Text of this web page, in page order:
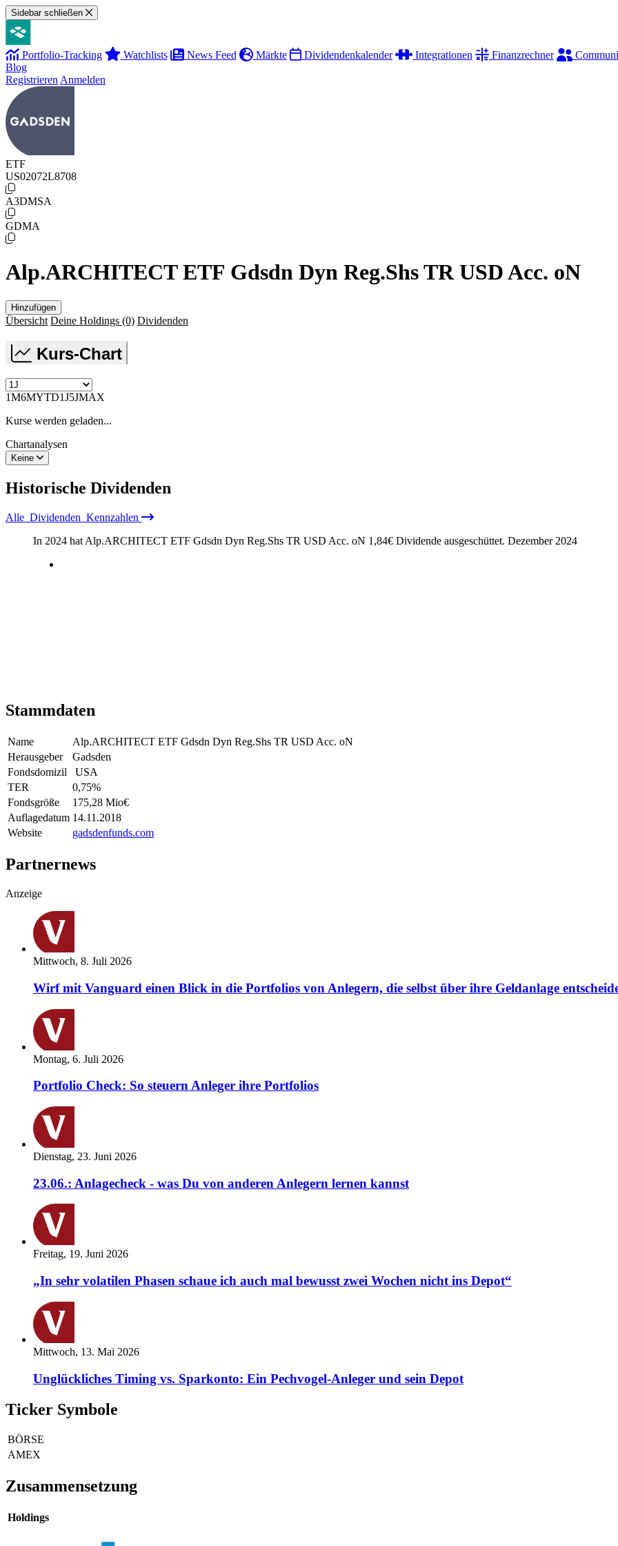
Sidebar schließen
Portfolio-Tracking Watchlists News Feed Märkte Dividendenkalender Integrationen Finanzrechner
Blog
Registrieren Anmelden
ETF
US02072L8708
A3DMSA
GDMA
Alp.ARCHITECT ETF Gdsdn Dyn Reg.Shs TR USD Acc. oN
Hinzufügen
Übersicht Deine Holdings (0) Dividenden
Kurs-Chart
1M6MYTD1J5JMAX
Kurse werden geladen...
Chartanalysen
Keine
Historische Dividenden
Alle Dividenden Kennzahlen
In 2024 hat Alp.ARCHITECT ETF Gdsdn Dyn Reg.Shs TR USD Acc. oN 1,84€ Dividende ausgeschüttet. Dezember 2024
Stammdaten
Name
Alp.ARCHITECT ETF Gdsdn Dyn Reg.Shs TR USD Acc. oN
Herausgeber
Gadsden
Fondsdomizil
USA
TER
0,75%
Fondsgröße
175,28 Mio€
Auflagedatum 14.11.2018
Website
gadsdenfunds.com
Partnernews
Anzeige
Mittwoch, 8. Juli 2026
Wirf mit Vanguard einen Blick in die Portfolios von Anlegern, die selbst über ihre Geldanlage
Montag, 6. Juli 2026
Portfolio Check: So steuern Anleger ihre Portfolios
Dienstag, 23. Juni 2026
23.06.: Anlagecheck - was Du von anderen Anlegern lernen kannst
Freitag, 19. Juni 2026
„In sehr volatilen Phasen schaue ich auch mal bewusst zwei Wochen nicht ins Depot“
Mittwoch, 13. Mai 2026
Unglückliches Timing vs. Sparkonto: Ein Pechvogel-Anleger und sein Depot
Ticker Symbole
BÖRSE
AMEX
Zusammensetzung
Holdings